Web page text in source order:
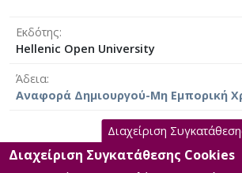
και ψύξης αλλά και στις ανάγκες για
διάρκεια ενός έτους. Παρατίθενται σε
διαγράμματα ενεργειακής απαίτησης /
(kWh/m
περιόδους χρήσης αλλά και
Από τα αποτελέσματα διαπιστώθηκε η
παραμέτρων στη ρύθμιση των ηλιακών
modelled and analysed according to
the “Regulation on the Energy
shell, materials, thermal conductivity,
heating/cooling/hot water systems,
model of the Regulation.
The analysis of those models was made
Εκδότης
Hellenic Open University
Άδεια
Αναφορά Δημιουργού-Μη Εμπορική
Κύρια Αρχεία Διατριβής
Διαχείριση
Διαχείριση Συγκατάθεσης Cookies